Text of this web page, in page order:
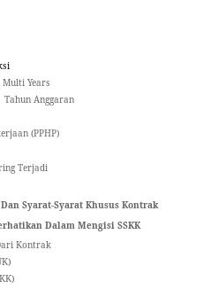
Years
Tahun Anggaran
(PPHP)
Terjadi
Syarat-Syarat Khusus Kontrak
Dalam Mengisi SSKK
Kontrak